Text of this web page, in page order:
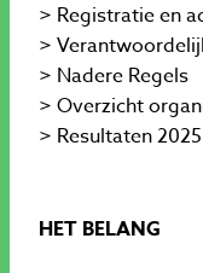
> Registratie en
>
> Nadere Regels
> Overzicht
> Resultaten 2025
HET BELANG